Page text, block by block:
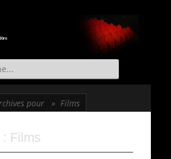
Ciné Club du
Belvédère
Club de St Martin d'Uriage
pour » Films
Films